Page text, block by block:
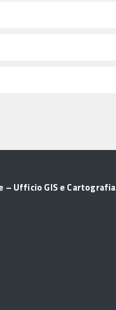
Ufficio GIS e Cartografia